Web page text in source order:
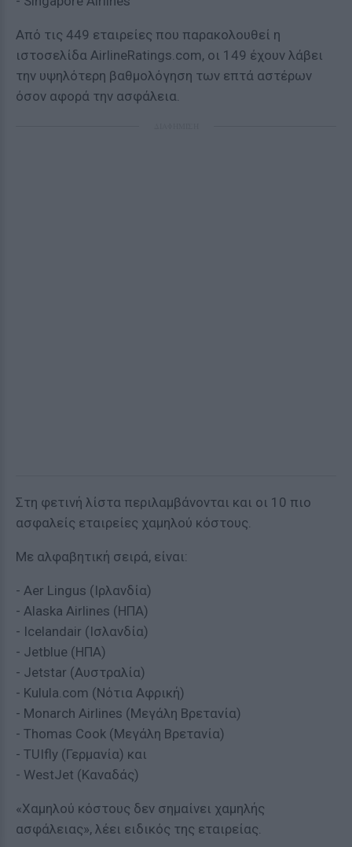
Από τις 449 εταιρείες που παρακολουθεί η
ιστοσελίδα AirlineRatings.com, οι 149 έχουν λάβει
την υψηλότερη βαθμολόγηση των επτά αστέρων
όσον αφορά την ασφάλεια.
Στη φετινή λίστα περιλαμβάνονται και οι 10 πιο
ασφαλείς εταιρείες χαμηλού κόστους.
Με αλφαβητική σειρά, είναι:
- Aer Lingus (Ιρλανδία)
- Alaska Airlines (ΗΠΑ)
- Icelandair (Ισλανδία)
- Jetblue (ΗΠΑ)
- Jetstar (Αυστραλία)
- Kulula.com (Νότια Αφρική)
- Monarch Airlines (Μεγάλη Βρετανία)
- Thomas Cook (Μεγάλη Βρετανία)
- TUIfly (Γερμανία) και
- WestJet (Καναδάς)
«Χαμηλού κόστους δεν σημαίνει χαμηλής
ασφάλειας», λέει ειδικός της εταιρείας.